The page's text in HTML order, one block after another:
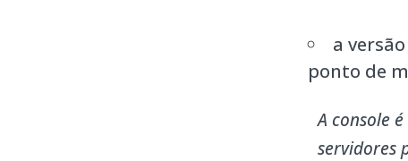
a
ponto de
A console
servidores